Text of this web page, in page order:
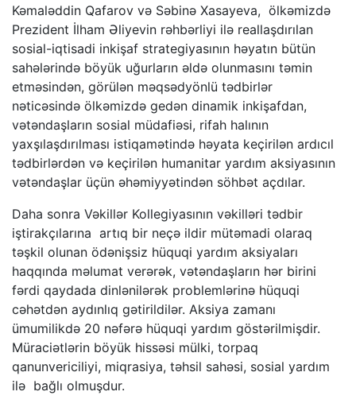
Kəmaləddin Qafarov və Səbinə Xasayeva, ölkəmizdə
Prezident İlham Əliyevin rəhbərliyi ilə reallaşdırılan
sosial-iqtisadi inkişaf strategiyasının həyatın bütün
sahələrində böyük uğurların əldə olunmasını təmin
etməsindən, görülən məqsədyönlü tədbirlər
nəticəsində ölkəmizdə gedən dinamik inkişafdan,
vətəndaşların sosial müdafiəsi, rifah halının
yaxşılaşdırılması istiqamətində həyata keçirilən ardıcıl
tədbirlərdən və keçirilən humanitar yardım aksiyasının
vətəndaşlar üçün əhəmiyyətindən söhbət açdılar.
Daha sonra Vəkillər Kollegiyasının vəkilləri tədbir
iştirakçılarına artıq bir neçə ildir mütəmadi olaraq
təşkil olunan ödənişsiz hüquqi yardım aksiyaları
haqqında məlumat verərək, vətəndaşların hər birini
fərdi qaydada dinlənilərək problemlərinə hüquqi
cəhətdən aydınlıq gətirildilər. Aksiya zamanı
ümumilikdə 20 nəfərə hüquqi yardım göstərilmişdir.
Müraciətlərin böyük hissəsi mülki, torpaq
qanunvericiliyi, miqrasiya, təhsil sahəsi, sosial yardım
ilə bağlı olmuşdur.